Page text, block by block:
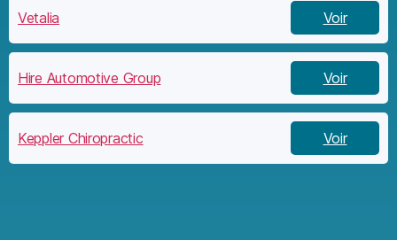
Vetalia Voir
Hire Automotive Group Voir
Keppler Chiropractic Voir